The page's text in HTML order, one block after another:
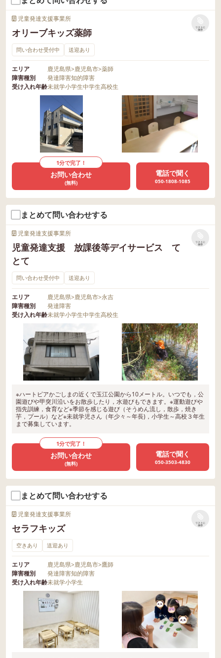
児童発達支援事業所
オリーブキッズ薬師
リストに
保存
問い合わせ受付中 送迎あり
エリア 鹿児島県>鹿児島市>薬師
障害種別
発達障害知的障害
受け入れ年齢未就学小学生中学生高校生
1分で完了！
お問い合わせ
(無料)
電話で聞く
050-1808-1085
まとめて問い合わせする
児童発達支援事業所
児童発達支援 放課後等デイサービス て
とて
リストに
保存
問い合わせ受付中 送迎あり
エリア 鹿児島県>鹿児島市>永吉
障害種別
発達障害
受け入れ年齢未就学小学生中学生高校生
※ハートピアかごしまの近くで玉江公園から10メートル。いつでも，公
園遊びや甲突川沿いをお散歩したり，水遊びもできます。※運動遊びや
指先訓練，食育など※季節を感じる遊び（そうめん流し，散歩，焼き
芋，プール）など※未就学児さん（年少々～年長)，小学生～高校３年生
まで募集しています。
1分で完了！
お問い合わせ
(無料)
電話で聞く
050-3503-4830
まとめて問い合わせする
児童発達支援事業所
セラフキッズ
リストに
保存
空きあり 送迎あり
エリア 鹿児島県>鹿児島市>鷹師
障害種別
発達障害知的障害
受け入れ年齢未就学小学生